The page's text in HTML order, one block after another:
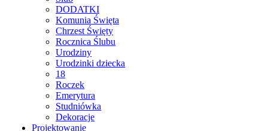
DODATKI
Komunia Święta
Chrzest Święty
Rocznica Ślubu
Urodziny
Urodzinki dziecka
18
Roczek
Emerytura
Studniówka
Dekoracje
Projektowanie